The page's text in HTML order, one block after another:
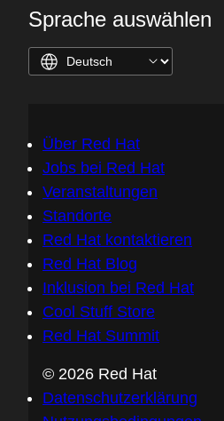
Sprache auswählen
Über Red Hat
Jobs bei Red Hat
Veranstaltungen
Standorte
Red Hat kontaktieren
Red Hat Blog
Inklusion bei Red Hat
Cool Stuff Store
Red Hat Summit
© 2026 Red Hat
Datenschutzerklärung